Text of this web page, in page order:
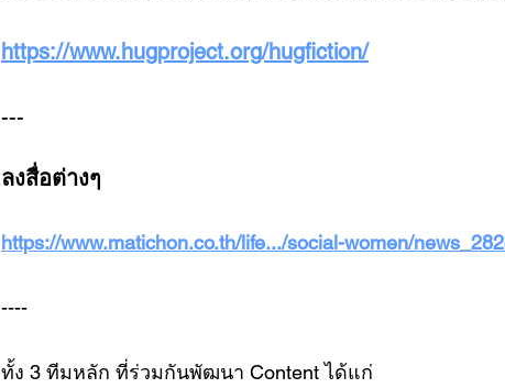
https://www.hugproject.org/hugfiction/
---
ลงสื่อต่างๆ
https://www.matichon.co.th/life.../social-women/
----
ทั้ง 3 ทีมหลัก ที่ร่วมกันพัฒนา Content ได้แก่